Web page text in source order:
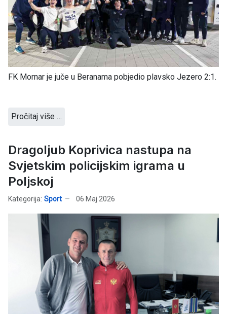
FK Mornar je juče u Beranama pobjedio plavsko Jezero 2:1.
Pročitaj više …
Dragoljub Koprivica nastupa na
Svjetskim policijskim igrama u
Poljskoj
Kategorija: Sport 06 Maj 2026